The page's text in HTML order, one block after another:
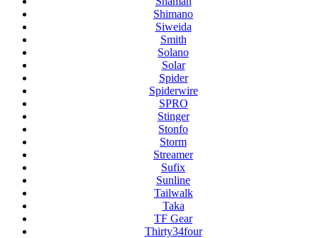
Shimano
Siweida
Smith
Solano
Solar
Spider
Spiderwire
SPRO
Stinger
Stonfo
Storm
Streamer
Sufix
Sunline
Tailwalk
Taka
TF Gear
Thirty34four